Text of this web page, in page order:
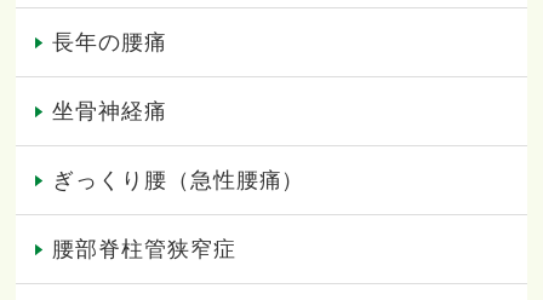
長年の腰痛
坐骨神経痛
ぎっくり腰（急性腰痛）
腰部脊柱管狭窄症